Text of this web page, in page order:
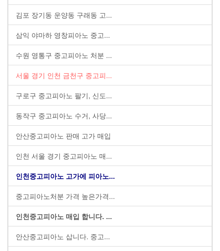
김포 장기동 운양동 구래동 고...
삼익 야마하 영창피아노 중고...
수원 영통구 중고피아노 처분 ...
서울 경기 인천 금천구 중고피...
구로구 중고피아노 팔기, 신도...
동작구 중고피아노 수거, 사당...
안산중고피아노 판매 고가 매입
인천 서울 경기 중고피아노 매...
인천중고피아노 고가에 피아노...
중고피아노처분 가격 높은가격...
인천중고피아노 매입 합니다. ...
안산중고피아노 삽니다. 중고...